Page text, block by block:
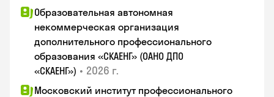
Образовательная автономная
некоммерческая организация
дополнительного профессионального
образования «СКАЕНГ» (ОАНО ДПО
«СКАЕНГ») • 2026 г.
Московский институт профессионального